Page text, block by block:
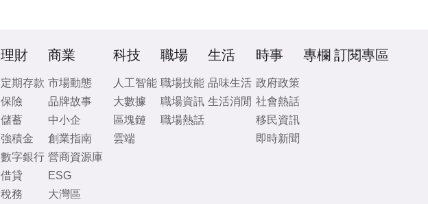
理財
定期存款
保險
儲蓄
強積金
數字銀行
借貸
稅務
商業
市場動態
品牌故事
中小企
創業指南
營商資源庫
ESG
大灣區
科技
人工智能
大數據
區塊鏈
雲端
職場
職場技能
職場資訊
職場熱話
生活
品味生活
生活消閒
時事
政府政策
社會熱話
移民資訊
即時新聞
專欄 訂閱專區